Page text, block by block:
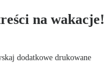
na wakacje!
dodatkowe drukowane